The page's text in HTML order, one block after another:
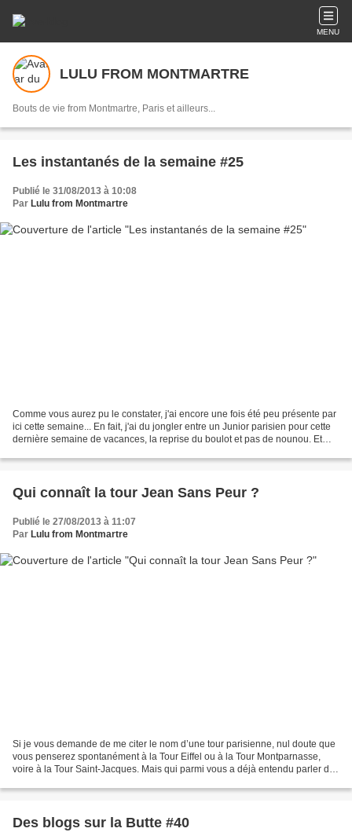
MENU
LULU FROM MONTMARTRE
Bouts de vie from Montmartre, Paris et ailleurs...
Les instantanés de la semaine #25
Publié le 31/08/2013 à 10:08
Par Lulu from Montmartre
Comme vous aurez pu le constater, j'ai encore une fois été peu présente par
ici cette semaine... En fait, j'ai du jongler entre un Junior parisien pour cette
dernière semaine de vacances, la reprise du boulot et pas de nounou. Et
Qui connaît la tour Jean Sans Peur ?
Publié le 27/08/2013 à 11:07
Par Lulu from Montmartre
Si je vous demande de me citer le nom d’une tour parisienne, nul doute que
vous penserez spontanément à la Tour Eiffel ou à la Tour Montparnasse,
voire à la Tour Saint-Jacques. Mais qui parmi vous a déjà entendu parler de
Des blogs sur la Butte #40